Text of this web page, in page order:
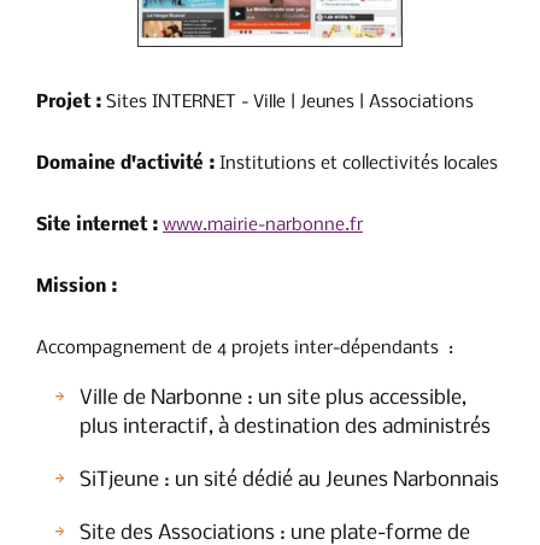
Projet : Sites INTERNET - Ville | Jeunes | Associations
Domaine d'activité : Institutions et collectivités locales
Site internet : www.mairie-narbonne.fr
Mission :
Accompagnement de 4 projets inter-dépendants :
Ville de Narbonne : un site plus accessible,
plus interactif, à destination des administrés
SiTjeune : un sité dédié au Jeunes Narbonnais
Site des Associations : une plate-forme de